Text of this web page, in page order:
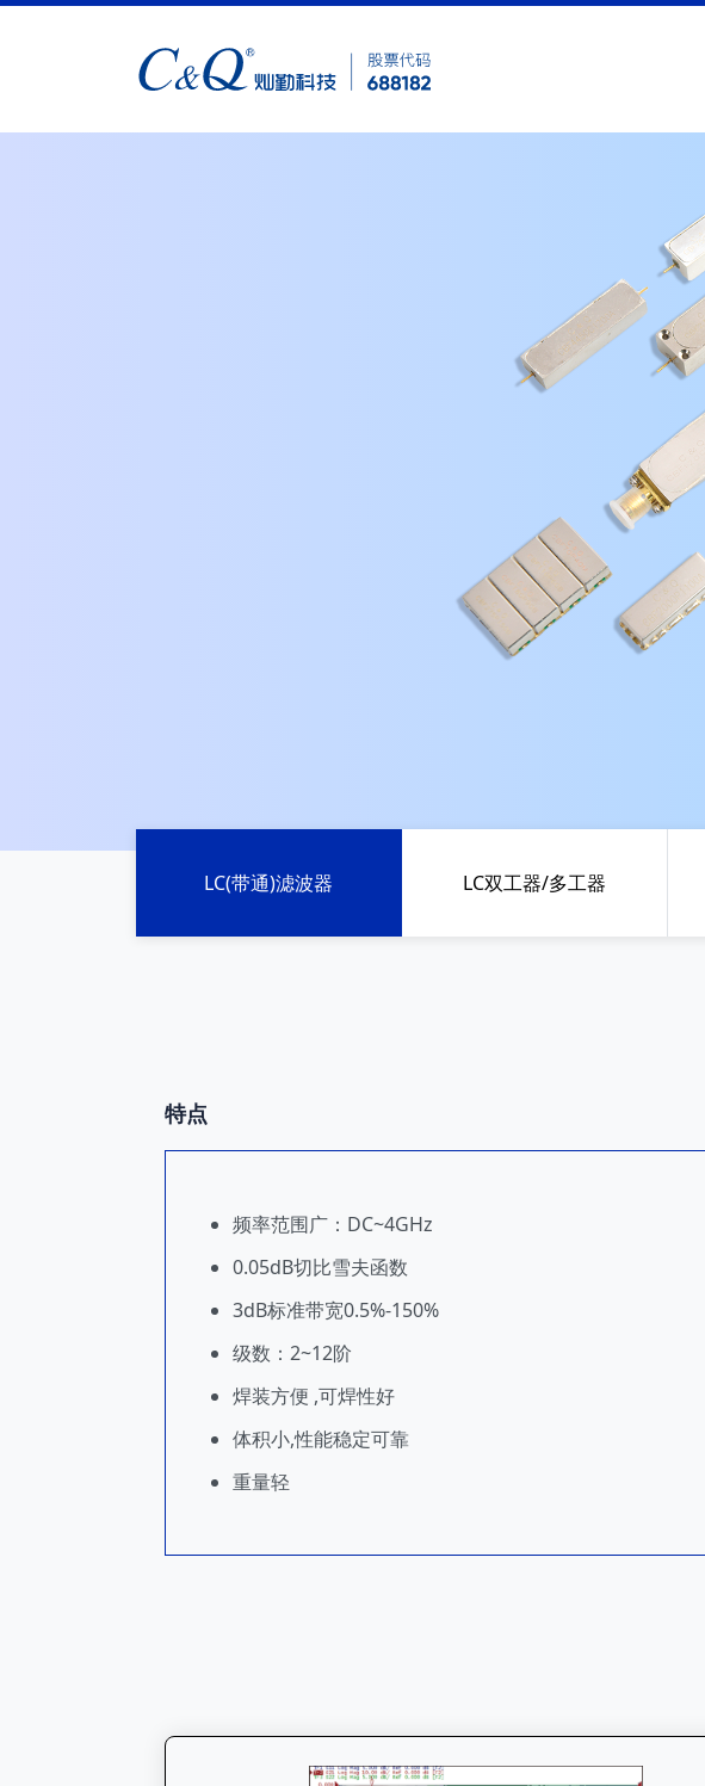
LC(带通)滤波器 LC双工器/多工器
特点
频率范围广：DC~4GHz
0.05dB切比雪夫函数
3dB标准带宽0.5%-150%
级数：2~12阶
焊装方便 ,可焊性好
体积小,性能稳定可靠
重量轻